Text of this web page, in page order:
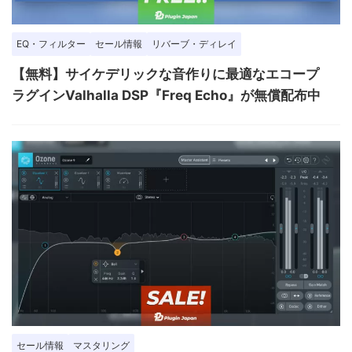
EQ・フィルター セール情報 リバーブ・ディレイ
【無料】サイケデリックな音作りに最適なエコープ
ラグインValhalla DSP『Freq Echo』が無償配布中
セール情報 マスタリング